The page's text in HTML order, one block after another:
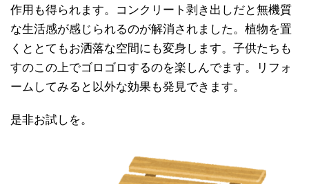
作用も得られます。コンクリート剥き出しだと無機質
な生活感が感じられるのが解消されました。植物を置
くととてもお洒落な空間にも変身します。子供たちも
すのこの上でゴロゴロするのを楽しんでます。リフォ
ームしてみると以外な効果も発見できます。
是非お試しを。